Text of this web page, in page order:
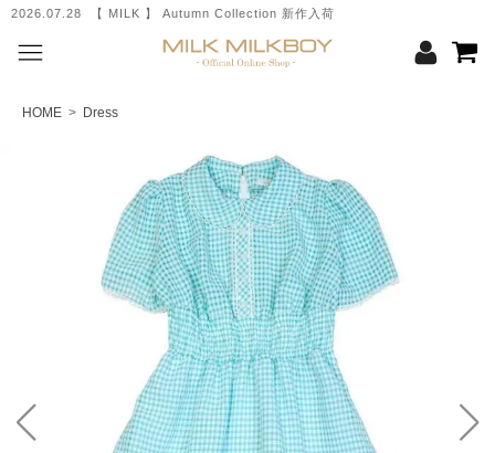
2026.07.28 【 MILK 】 Autumn Collection 新作入荷
HOME > Dress